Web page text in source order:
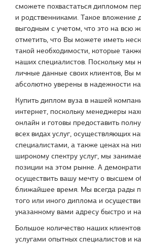
сможете похвастаться дипломом
и родственниками. Такое вложение
выгодным с учетом, что это на всю
отметить, что Вы можете иметь
такой необходимости, которые
наших специалистов. Поскольку мы
личные данные своих клиентов, Вы
абсолютно уверены в надежности
Купить диплом вуза в нашей
интернет, поскольку менеджеры
онлайн и готовы предоставить
всех видах услуг, осуществляющих
специалистами, а также ценах на
широкому спектру услуг, мы
позиции на этом рынке. А
осуществить вашу мечту о высшем
ближайшее время. Мы всегда рады
того или иного диплома и
указанному вами адресу быстро и
Большое количество наших
услугами опытных специалистов и